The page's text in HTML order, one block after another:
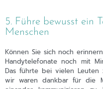
5. Führe bewusst ein
Menschen
Können Sie sich noch
Handytelefonate noch mit
Das führte bei vielen Leuten
wir waren dankbar für die